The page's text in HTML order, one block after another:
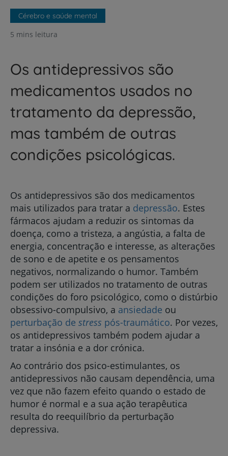
Cérebro e saúde mental
5 mins leitura
Os antidepressivos são
medicamentos usados no
tratamento da depressão,
mas também de outras
condições psicológicas.
Os antidepressivos são dos medicamentos
mais utilizados para tratar a depressão. Estes
fármacos ajudam a reduzir os sintomas da
doença, como a tristeza, a angústia, a falta de
energia, concentração e interesse, as alterações
de sono e de apetite e os pensamentos
negativos, normalizando o humor. Também
podem ser utilizados no tratamento de outras
condições do foro psicológico, como o distúrbio
obsessivo-compulsivo, a ansiedade ou
perturbação de stress pós-traumático. Por vezes,
os antidepressivos também podem ajudar a
tratar a insónia e a dor crónica.
Ao contrário dos psico-estimulantes, os
antidepressivos não causam dependência, uma
vez que não fazem efeito quando o estado de
humor é normal e a sua ação terapêutica
resulta do reequilíbrio da perturbação
depressiva.